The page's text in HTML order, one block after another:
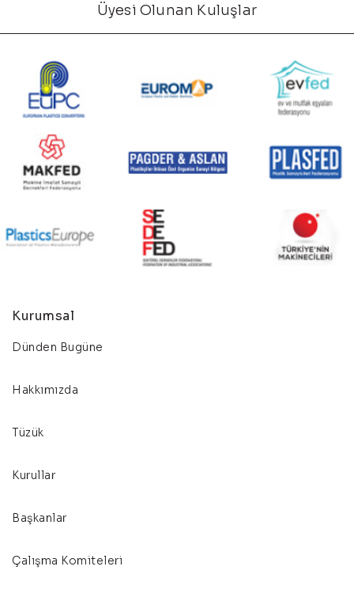
Üyesi Olunan Kuluşlar
Kurumsal
Dünden Bugüne
Hakkımızda
Tüzük
Kurullar
Başkanlar
Çalışma Komiteleri